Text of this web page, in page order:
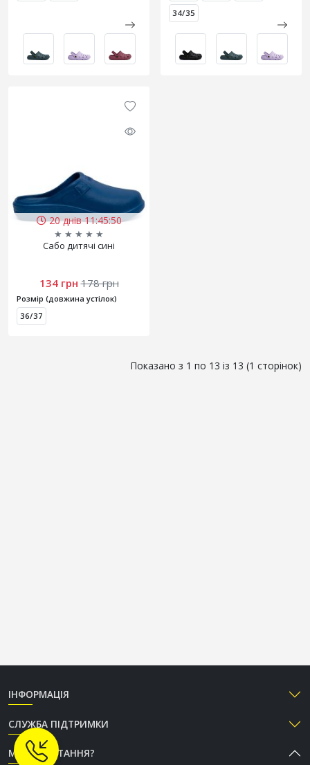
34/35
20 днів 11:45:50
★ ★ ★ ★ ★
Сабо дитячі сині
134 грн 178 грн
Розмір (довжина устілок)
36/37
Показано з 1 по 13 із 13 (1 сторінок)
ІНФОРМАЦІЯ
СЛУЖБА ПІДТРИМКИ
МАЄТЕ ПИТАННЯ?